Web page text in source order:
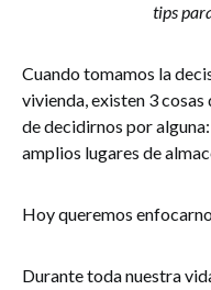
tips
Cuando tomamos la
vivienda, existen 3
de decidirnos por
amplios lugares de
Hoy queremos
Durante toda nuestra